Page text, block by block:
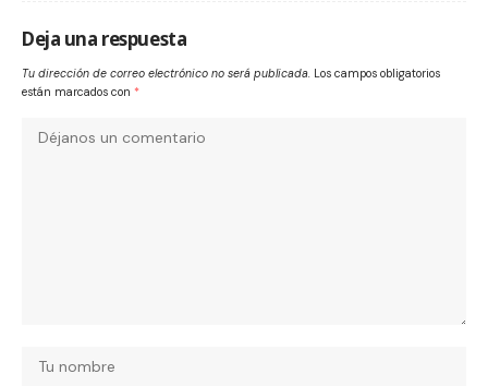
Deja una respuesta
Tu dirección de correo electrónico no será publicada. Los campos obligatorios
están marcados con *